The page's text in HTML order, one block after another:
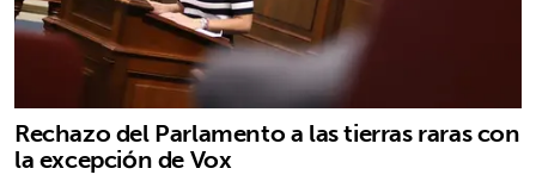
Rechazo del Parlamento a las tierras raras con
la excepción de Vox